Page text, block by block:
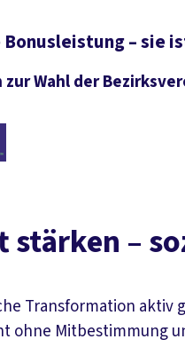
– sie
Wahl der
stärken –
Transformation
ohne Mitbestimmung